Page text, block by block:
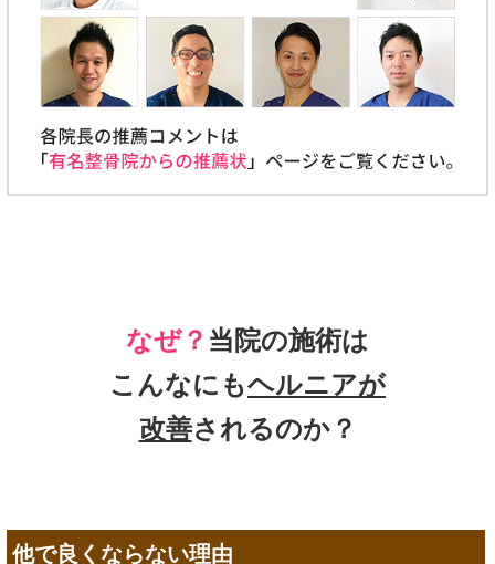
なぜ？ 当院の施術は
こんなにもヘルニアが
改善されるのか？
他で良くならない理由